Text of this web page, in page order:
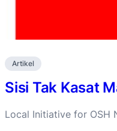
Artikel
Sisi Tak Kasat
Local Initiative for OSH